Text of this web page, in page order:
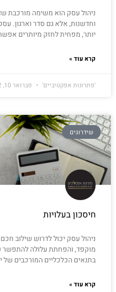
ניהול עסק הוא משימה מורכבת
וחדשנות, אלא גם סדר וארגון.
יותר, מפחית לחזק מיותרים
קרא עוד »
'פתרונות אפקטיביים' פברואר 10, 2022
שידרוגים
חיסכון בעלויות
ניהול עסק יכול לדרוש שילוב
מוקפד, והפחתת עלולה להתפשר
בתנאים הכלכליים המורכבים של
קרא עוד »